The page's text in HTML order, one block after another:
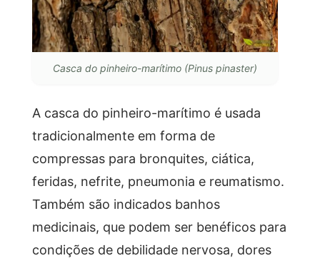
Casca do pinheiro-marítimo (Pinus pinaster)
A casca do pinheiro-marítimo é usada
tradicionalmente em forma de
compressas para bronquites, ciática,
feridas, nefrite, pneumonia e reumatismo.
Também são indicados banhos
medicinais, que podem ser benéficos para
condições de debilidade nervosa, dores